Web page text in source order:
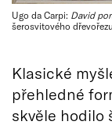
Ugo da Carpi: David
šerosvitového
Klasické
přehledné
skvěle hodilo